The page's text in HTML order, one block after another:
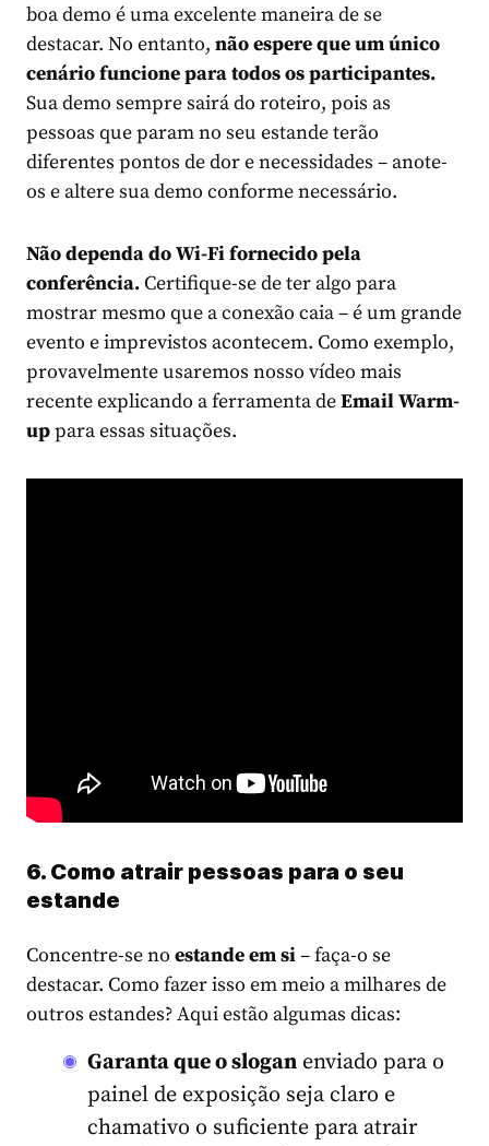
boa demo é uma excelente maneira de se
destacar. No entanto, não espere que um único
cenário funcione para todos os participantes.
Sua demo sempre sairá do roteiro, pois as
pessoas que param no seu estande terão
diferentes pontos de dor e necessidades – anote-
os e altere sua demo conforme necessário.
Não dependa do Wi-Fi fornecido pela
conferência.Certifique-se de ter algo para
mostrar mesmo que a conexão caia – é um grande
evento e imprevistos acontecem. Como exemplo,
provavelmente usaremos nosso vídeo mais
recente explicando a ferramenta deEmail Warm-
uppara essas situações.
6. Como atrair pessoas para o seu
estande
Concentre-se no estande em si– faça-o se
destacar. Como fazer isso em meio a milhares de
outros estandes? Aqui estão algumas dicas:
Garanta que o slogan enviado para o
painel de exposição seja claro e
chamativo o suficiente para atrair